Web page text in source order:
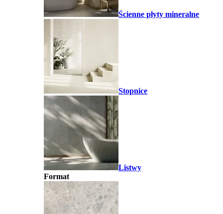
Ścienne płyty mineralne
Stopnice
Listwy
Format